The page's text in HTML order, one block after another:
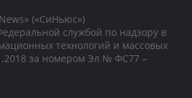
(«СиНьюс»)
службой по надзору в
технологий и массовых
за номером Эл № ФС77 –